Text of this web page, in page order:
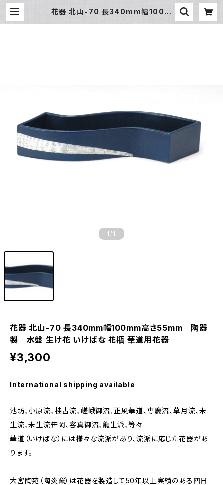
花器 北山-70 長340mm幅100m
1 /1
花器 北山-70 長340mm幅100mm高さ55mm 陶器
製 水盤 生け花 いけばな 花瓶 華道用花器
¥3,300
International shipping available
池坊、小原流、桂古流、嵯峨御流、正風華道、専慶流、草月流、未
生流、未生流笹岡、容真御流、龍生派、等々
華道（いけばな）には様々な流派があり、流派に応じた花器があ
ります。
大宮陶苑（陶炎窯）は花器を製造して50年以上実績のある四日